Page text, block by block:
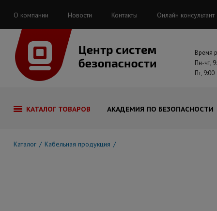
О компании Новости Контакты Онлайн консультант
Время
Пн-чт,
Пт,
КАТАЛОГ ТОВАРОВ АКАДЕМИЯ ПО БЕЗОПАСНОСТИ
Каталог Кабельная продукция